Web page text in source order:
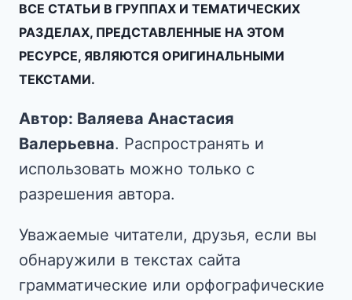
ВСЕ СТАТЬИ В ГРУППАХ И ТЕМАТИЧЕСКИХ
РАЗДЕЛАХ, ПРЕДСТАВЛЕННЫЕ НА ЭТОМ
РЕСУРСЕ, ЯВЛЯЮТСЯ ОРИГИНАЛЬНЫМИ
ТЕКСТАМИ.
Автор: Валяева Анастасия
Валерьевна. Распространять и
использовать можно только с
разрешения автора.
Уважаемые читатели, друзья, если вы
обнаружили в текстах сайта
грамматические или орфографические